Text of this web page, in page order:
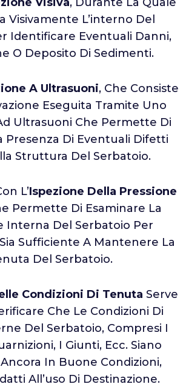
Visivamente L’interno Del
Identificare Eventuali Danni,
O Deposito Di Sedimenti.
A Ultrasuoni, Che Consiste
Eseguita Tramite Uno
Ultrasuoni Che Permette Di
Presenza Di Eventuali Difetti
Struttura Del Serbatoio.
L’Ispezione Della Pressione
Permette Di Esaminare La
Interna Del Serbatoio Per
Sufficiente A Mantenere La
Del Serbatoio.
Condizioni Di Tenuta Serve
Che Le Condizioni Di
Del Serbatoio, Compresi I
I Giunti, Ecc. Siano
In Buone Condizioni,
All’uso Di Destinazione.